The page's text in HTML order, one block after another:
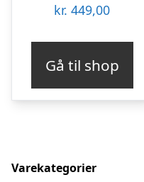
kr. 449,00
Gå til shop
Varekategorier